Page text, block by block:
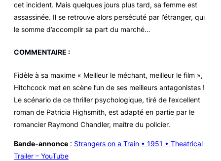
cet incident. Mais quelques jours plus tard, sa femme est
assassinée. Il se retrouve alors persécuté par l’étranger, qui
le somme d’accomplir sa part du marché…
COMMENTAIRE :
Fidèle à sa maxime « Meilleur le méchant, meilleur le film »,
Hitchcock met en scène l’un de ses meilleurs antagonistes !
Le scénario de ce thriller psychologique, tiré de l’excellent
roman de Patricia Highsmith, est adapté en partie par le
romancier Raymond Chandler, maître du policier.
Bande-annonce : Strangers on a Train • 1951 • Theatrical
Trailer – YouTube